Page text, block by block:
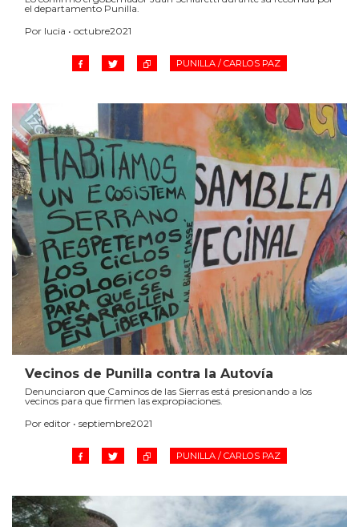
el departamento Punilla.
Por lucia • octubre2021
PUNILLA / CARLOS PAZ
Vecinos de Punilla contra la Autovía
Denunciaron que Caminos de las Sierras está presionando a los
vecinos para que firmen las expropiaciones.
Por editor • septiembre2021
PUNILLA / CARLOS PAZ